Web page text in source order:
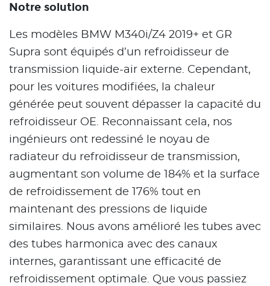
Notre solution
Les modèles BMW M340i/Z4 2019+ et GR
Supra sont équipés d’un refroidisseur de
transmission liquide-air externe. Cependant,
pour les voitures modifiées, la chaleur
générée peut souvent dépasser la capacité du
refroidisseur OE. Reconnaissant cela, nos
ingénieurs ont redessiné le noyau de
radiateur du refroidisseur de transmission,
augmentant son volume de 184% et la surface
de refroidissement de 176% tout en
maintenant des pressions de liquide
similaires. Nous avons amélioré les tubes avec
des tubes harmonica avec des canaux
internes, garantissant une efficacité de
refroidissement optimale. Que vous passiez